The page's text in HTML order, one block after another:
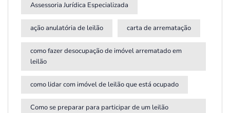
Assessoria Jurídica Especializada
ação anulatória de leilão carta de arrematação
como fazer desocupação de imóvel arrematado em
leilão
como lidar com imóvel de leilão que está ocupado
Como se preparar para participar de um leilão